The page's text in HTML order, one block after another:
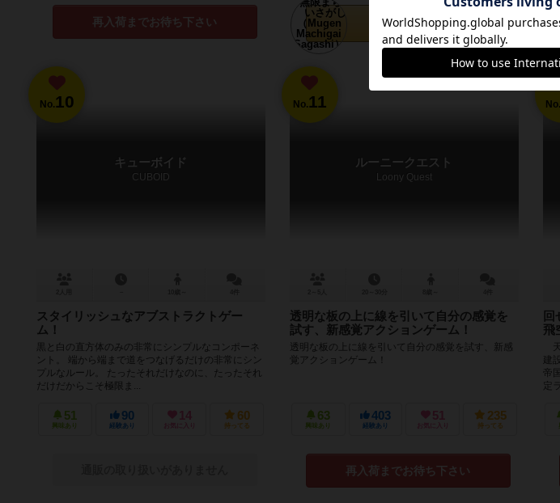
再入荷までお待ち下さい カートに追加する
1,760円（税込）
No. 10
キューボイド
CUBOID
スタイリッシュなアブストラクトゲー
ム！
黒と白の直方体のみの非常にシンプルなコンポーネ
ント。 端から端まで道をつなげるだけの非常にシン
プルなルール。 たったそれだけなのに、たったそれ
だけだからこそ極限ま...
51
興味あり
90
経験あり
14
お気に入り
60
持ってる
No. 11
ルーニークエスト
Loony Quest
透明な板の上に線を引いて自分の感覚を
試す、新感覚アクションゲーム！
透明な板の上に線を引いて自分の感覚を試す、新感
覚アクションゲーム！
63
興味あり
403
経験あり
51
お気に入り
235
持ってる
再入荷までお待ち下さい
No.
回
飛
建
帝
定